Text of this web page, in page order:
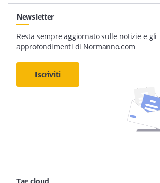
Newsletter
Resta sempre aggiornato sulle notizie e gli
approfondimenti di Normanno.com
Iscriviti
Tag cloud